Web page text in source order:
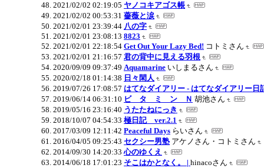
2021/02/02 02:19:05 ヤノコキアゴス帳
2021/02/02 00:53:31 薔薇と涙
2021/02/01 23:39:44 八の字
2021/02/01 23:08:13 8823
2021/02/01 22:18:54 Get Out Your Lazy Bed! コトミさん
2021/02/01 21:16:57 君の背中に見える羽根
2020/09/09 09:37:49 Aquamarine いしまるさん
2020/02/18 01:14:38 日々閑人
2019/07/26 17:08:57 はてなダイアリー - はてなダイアリー日
2019/06/14 06:31:10 ビ タ ミ ン Ｎ 胡池さん
2019/05/16 23:16:40 うたたねにっき
2018/10/07 04:54:33 極日記 ver.2.1
2017/03/09 12:11:42 Peaceful Days らいさん
2016/04/05 09:25:43 セクシー男塾 アケノさん・コトミさん
2014/09/30 14:20:33 心のゆくえ
2014/06/18 17:01:23 そこはかとなく。 | hinacoさん